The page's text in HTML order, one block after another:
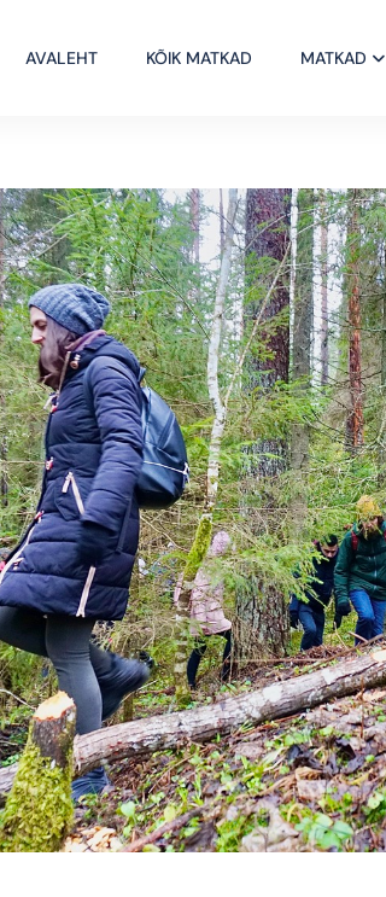
AVALEHT KÕIK MATKAD MATKAD